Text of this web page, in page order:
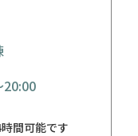
20:00
間可能です